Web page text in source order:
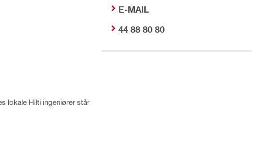
lokale Hilti ingeniører står
E-MAIL
44 88 80 80